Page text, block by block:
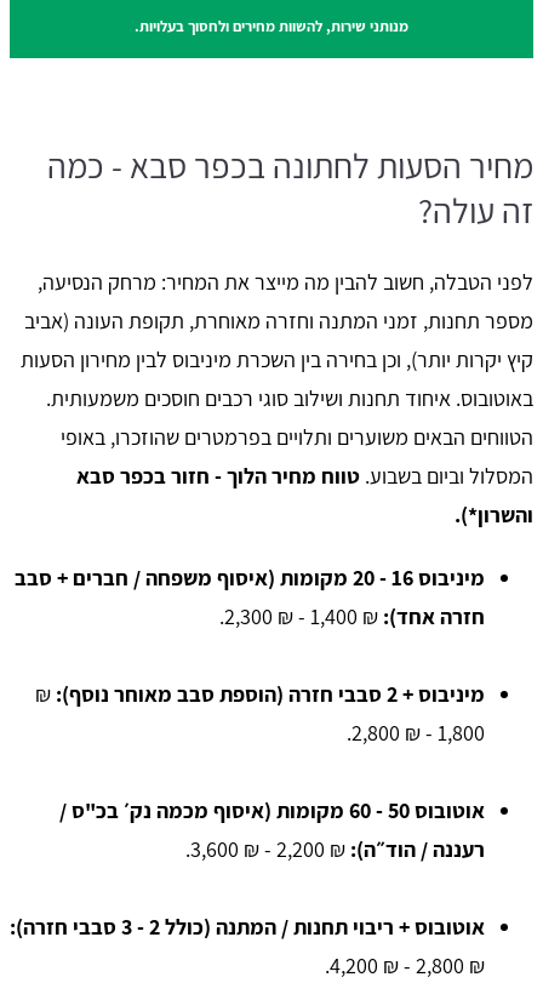
מנותני שירות, להשוות מחירים ולחסוך בעלויות.
מחיר הסעות לחתונה בכפר סבא - כמה
זה עולה?
לפני הטבלה, חשוב להבין מה מייצר את המחיר: מרחק הנסיעה,
מספר תחנות, זמני המתנה וחזרה מאוחרת, תקופת העונה (אביב
קיץ יקרות יותר), וכן בחירה בין השכרת מיניבוס לבין מחירון הסעות
באוטובוס. איחוד תחנות ושילוב סוגי רכבים חוסכים משמעותית.
הטווחים הבאים משוערים ותלויים בפרמטרים שהוזכרו, באופי
המסלול וביום בשבוע. טווח מחיר הלוך - חזור בכפר סבא
והשרון*).
מיניבוס 16 - 20 מקומות (איסוף משפחה / חברים + סבב
חזרה אחד): ₪ 1,400 - ₪ 2,300.
מיניבוס + 2 סבבי חזרה (הוספת סבב מאוחר נוסף):
₪
1,800 - ₪ 2,800.
אוטובוס 50 - 60 מקומות (איסוף מכמה נק׳ בכ"ס /
רעננה / הוד״ה): ₪ 2,200 - ₪ 3,600.
אוטובוס + ריבוי תחנות / המתנה (כולל 2 - 3 סבבי חזרה):
₪ 2,800 - ₪ 4,200.